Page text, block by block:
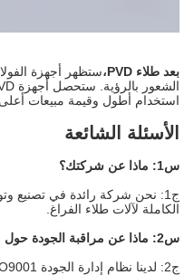
بعد طلاء PVD،
ستظهر أجهزة
استخدام أطول وقيمة مبيعات أعلى.
الأسئلة الشائعة
س1: ماذا عن شركتك؟
ج1: نحن شركة رائدة في تصنيع
الكاملة لآلات طلاء الفراغ.
س2: ماذا عن مراقبة الجودة حول منتجاتنا؟
ج2: لدينا نظام إدارة الجودة ISO9001.